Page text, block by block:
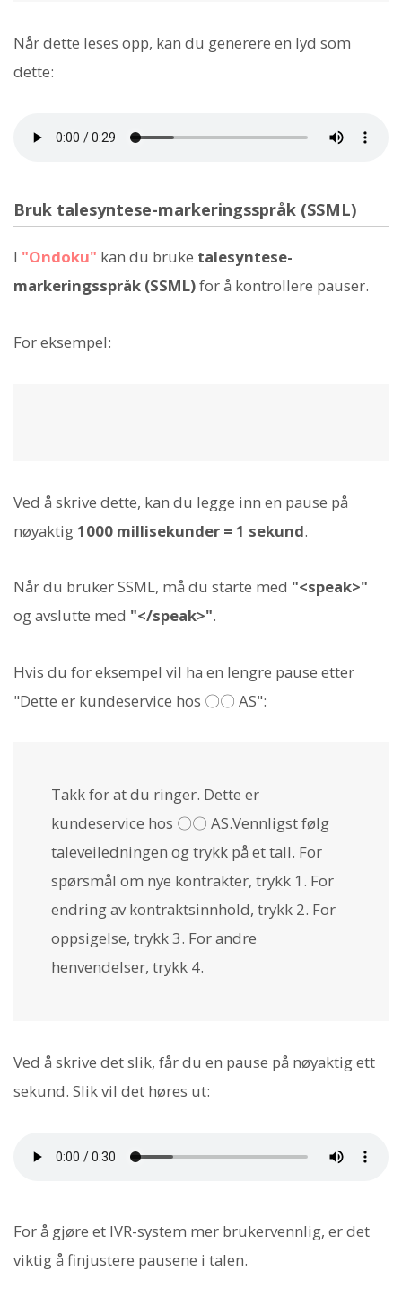
Når dette leses opp, kan du generere en lyd som
dette:
Bruk talesyntese-markeringsspråk (SSML)
I "Ondoku" kan du bruke talesyntese-
markeringsspråk (SSML)for å kontrollere pauser.
For eksempel:
Ved å skrive dette, kan du legge inn en pause på
nøyaktig1000 millisekunder = 1 sekund.
Når du bruker SSML, må du starte med "<speak>"
og avslutte med "</speak>".
Hvis du for eksempel vil ha en lengre pause etter
"Dette er kundeservice hos 〇〇 AS":
Takk for at du ringer. Dette er
kundeservice hos 〇〇 AS.Vennligst følg
taleveiledningen og trykk på et tall. For
spørsmål om nye kontrakter, trykk 1. For
endring av kontraktsinnhold, trykk 2. For
oppsigelse, trykk 3. For andre
henvendelser, trykk 4.
Ved å skrive det slik, får du en pause på nøyaktig ett
sekund. Slik vil det høres ut:
For å gjøre et IVR-system mer brukervennlig, er det
viktig å finjustere pausene i talen.